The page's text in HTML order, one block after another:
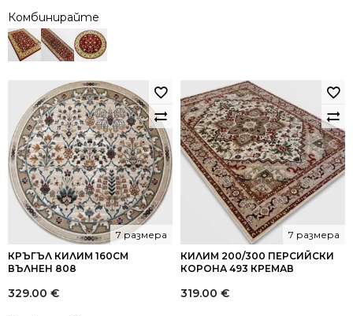
Комбинирайте
КРЪГЪЛ КИЛИМ 160СМ
ВЪЛНЕН 808
7 размера
329.00 €
КИЛИМ 200/300 ПЕРСИЙСКИ
КОРОНА 493 КРЕМАВ
7 размера
319.00 €